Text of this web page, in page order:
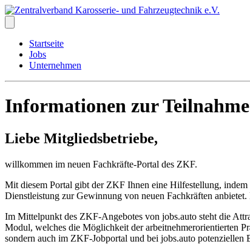
Startseite
Jobs
Unternehmen
Informationen zur Teilnahme
Liebe Mitgliedsbetriebe,
willkommen im neuen Fachkräfte-Portal des ZKF.
Mit diesem Portal gibt der ZKF Ihnen eine Hilfestellung,
Dienstleistung zur Gewinnung von neuen Fachkräften
Im Mittelpunkt des ZKF-Angebotes von jobs.auto steht die
Modul, welches die Möglichkeit der arbeitnehmerorientierten
sondern auch im ZKF-Jobportal und bei jobs.auto potenziellen